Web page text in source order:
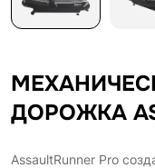
ДОРОЖКА
AssaultRunner Pro